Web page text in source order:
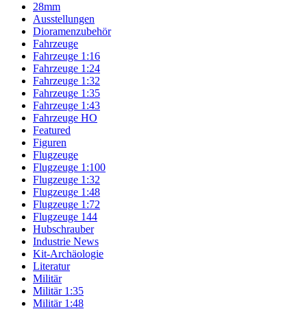
28mm
Ausstellungen
Dioramenzubehör
Fahrzeuge
Fahrzeuge 1:16
Fahrzeuge 1:24
Fahrzeuge 1:32
Fahrzeuge 1:35
Fahrzeuge 1:43
Fahrzeuge HO
Featured
Figuren
Flugzeuge
Flugzeuge 1:100
Flugzeuge 1:32
Flugzeuge 1:48
Flugzeuge 1:72
Flugzeuge 144
Hubschrauber
Industrie News
Kit-Archäologie
Literatur
Militär
Militär 1:35
Militär 1:48